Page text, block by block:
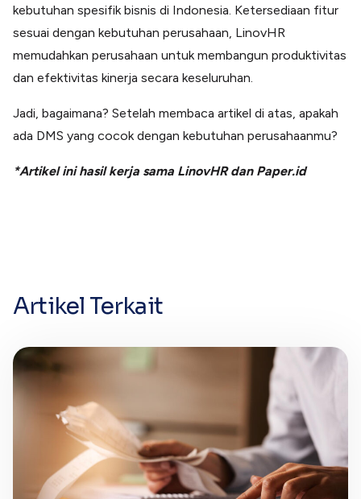
kebutuhan spesifik bisnis di Indonesia. Ketersediaan fitur
sesuai dengan kebutuhan perusahaan, LinovHR
memudahkan perusahaan untuk membangun produktivitas
dan efektivitas kinerja secara keseluruhan.
Jadi, bagaimana? Setelah membaca artikel di atas, apakah
ada DMS yang cocok dengan kebutuhan perusahaanmu?
*Artikel ini hasil kerja sama LinovHR dan Paper.id
Artikel Terkait